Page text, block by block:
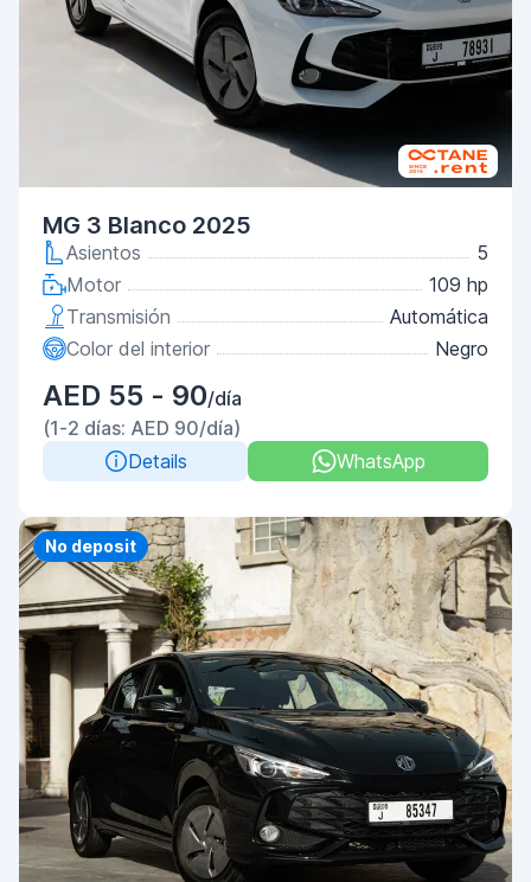
MG 3 Blanco 2025
Asientos
5
Motor
109 hp
Transmisión
Automática
Color del interior
Negro
AED 55 - 90/día
(1-2 días: AED 90/día)
Details
WhatsApp
Priority
No deposit